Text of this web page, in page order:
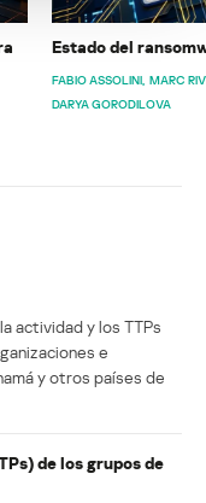
Estado del
FABIO ASSOLINI MARC
DARYA GORODILOVA
actividad y los TTPs
e
y otros países de
de los grupos de